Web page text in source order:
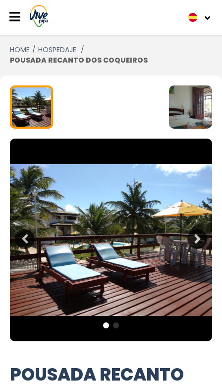
HOME
HOSPEDAJE
POUSADA RECANTO DOS COQUEIROS
POUSADA RECANTO